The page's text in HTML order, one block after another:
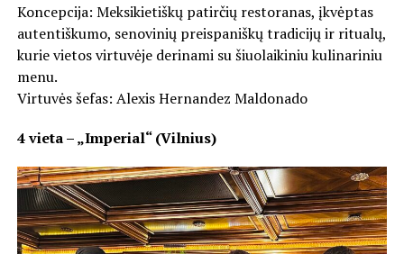
Koncepcija: Meksikietiškų patirčių restoranas, įkvėptas
autentiškumo, senovinių preispaniškų tradicijų ir ritualų,
kurie vietos virtuvėje derinami su šiuolaikiniu kulinariniu
menu.
Virtuvės šefas: Alexis Hernandez Maldonado
4 vieta – „Imperial“ (Vilnius)